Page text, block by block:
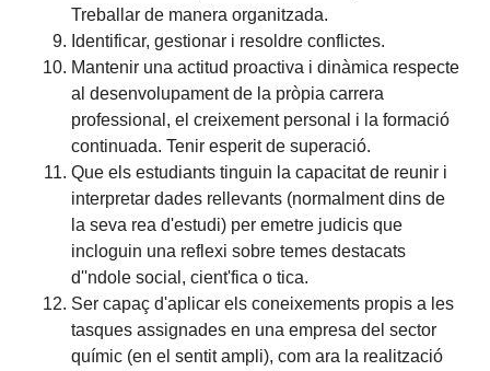
Treballar de manera organitzada.
Identificar, gestionar i resoldre conflictes.
Mantenir una actitud proactiva i dinàmica respecte
al desenvolupament de la pròpia carrera
professional, el creixement personal i la formació
continuada. Tenir esperit de superació.
Que els estudiants tinguin la capacitat de reunir i
interpretar dades rellevants (normalment dins de
la seva rea d'estudi) per emetre judicis que
incloguin una reflexi sobre temes destacats
d''ndole social, cient'fica o tica.
Ser capaç d'aplicar els coneixements propis a les
tasques assignades en una empresa del sector
químic (en el sentit ampli), com ara la realització